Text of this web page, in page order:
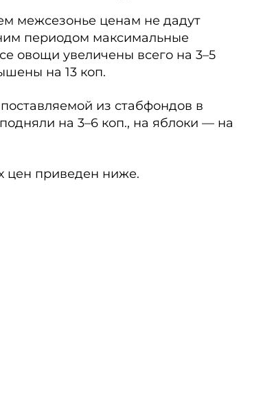
межсезонье ценам не дадут
периодом максимальные
овощи увеличены всего на 3–5
на 13 коп.
из стабфондов в
на 3–6 коп., на яблоки — на
цен приведен ниже.